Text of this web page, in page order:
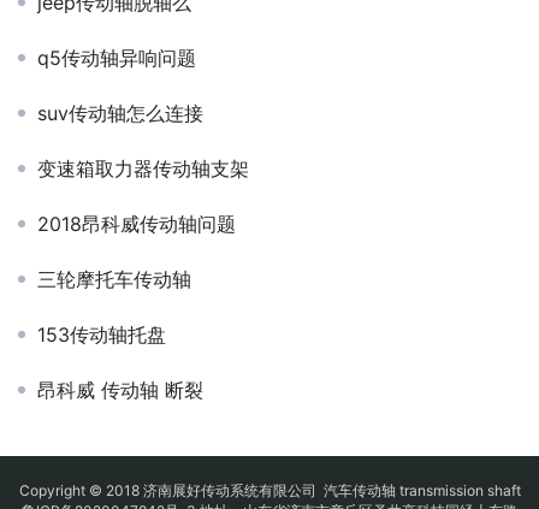
q5传动轴异响问题
suv传动轴怎么连接
变速箱取力器传动轴支架
2018昂科威传动轴问题
三轮摩托车传动轴
153传动轴托盘
昂科威 传动轴 断裂
Copyright © 2018 济南展好传动系统有限公司 汽车传动轴 transmission shaft